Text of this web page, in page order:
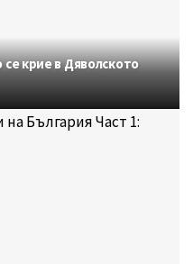
крие в Дяволското